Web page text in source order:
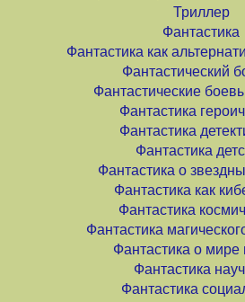
Триллер
Фантастика
Фантастика как
Фантастический
Фантастические
Фантастика
Фантастика
Фантастика
Фантастика о
Фантастика как
Фантастика
Фантастика
Фантастика о мире
Фантастика
Фантастика